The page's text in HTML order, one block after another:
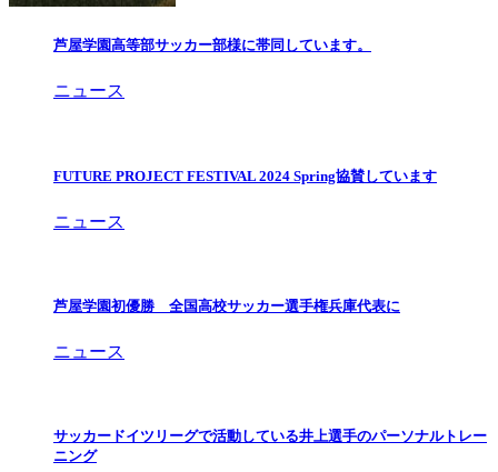
芦屋学園高等部サッカー部様に帯同しています。
ニュース
FUTURE PROJECT FESTIVAL 2024 Spring協賛しています
ニュース
芦屋学園初優勝 全国高校サッカー選手権兵庫代表に
ニュース
サッカードイツリーグで活動している井上選手のパーソナルトレー
ニング